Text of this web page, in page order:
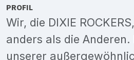
PROFIL
Wir, die DIXIE
anders als die Anderen.
unserer